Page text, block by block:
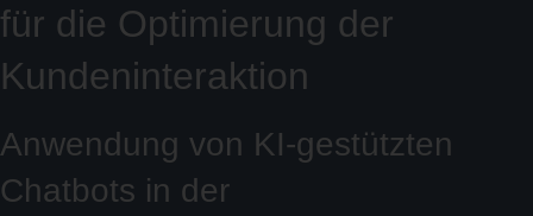
für die Optimierung der
Kundeninteraktion
Anwendung von KI-gestützten
Chatbots in der